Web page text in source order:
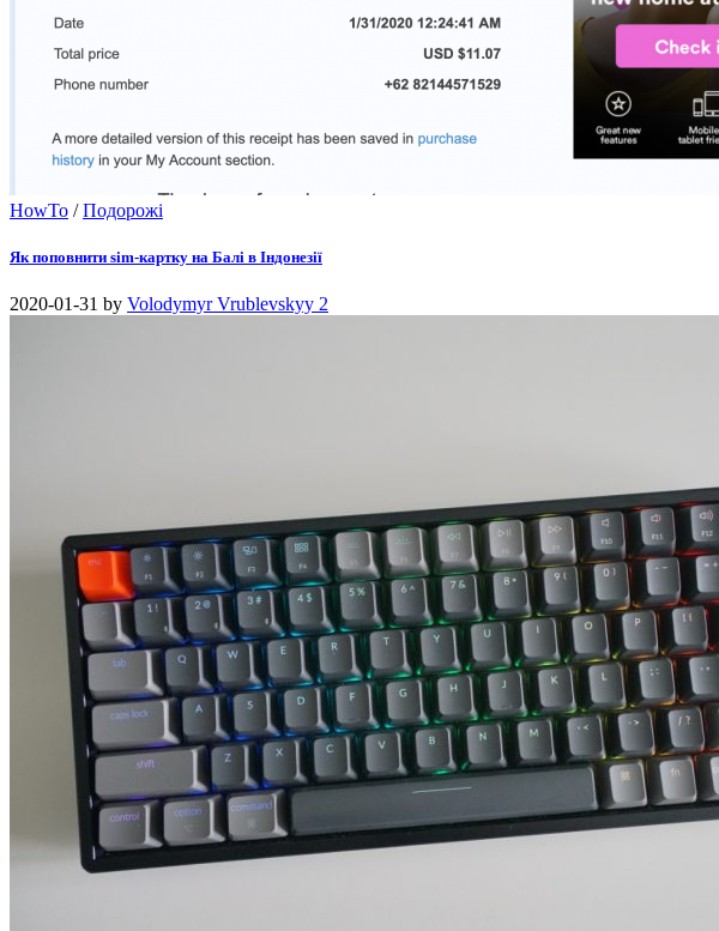
HowTo /Подорожі
Як поповнити sim-картку на Балі в Індонезії
2020-01-31 by Volodymyr Vrublevskyy 2